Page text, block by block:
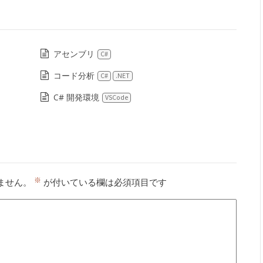
アセンブリ C#
コード分析 C# .NET
C# 開発環境 VSCode
ん。 ※ が付いている欄は必須項目です